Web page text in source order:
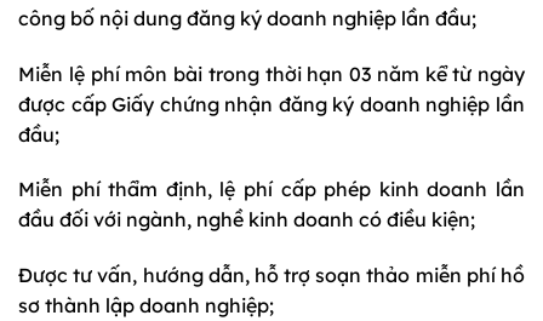
công bố nội dung đăng ký doanh nghiệp lần đầu;
Miễn lệ phí môn bài trong thời hạn 03 năm kể từ ngày
được cấp Giấy chứng nhận đăng ký doanh nghiệp lần
đầu;
Miễn phí thẩm định, lệ phí cấp phép kinh doanh lần
đầu đối với ngành, nghề kinh doanh có điều kiện;
Được tư vấn, hướng dẫn, hỗ trợ soạn thảo miễn phí hồ
sơ thành lập doanh nghiệp;